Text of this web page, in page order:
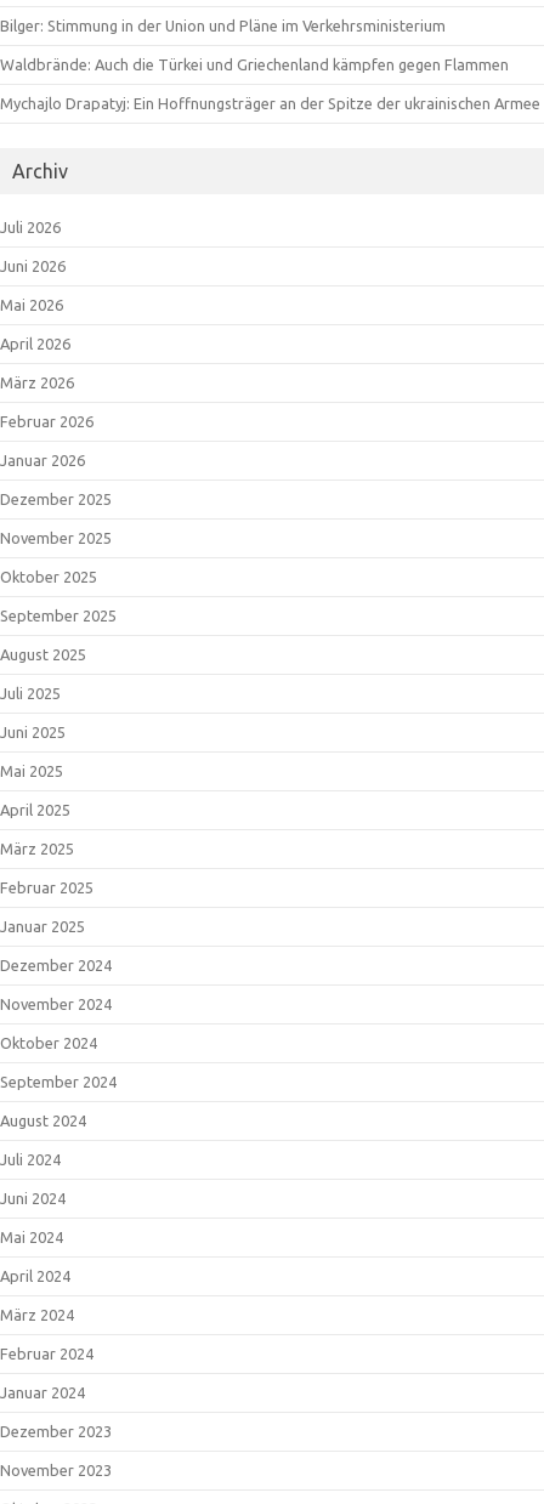
Bilger: Stimmung in der Union und Pläne im Verkehrsministerium
Waldbrände: Auch die Türkei und Griechenland kämpfen gegen Flammen
Mychajlo Drapatyj: Ein Hoffnungsträger an der Spitze der ukrainischen Armee
Archiv
Juli 2026
Juni 2026
Mai 2026
April 2026
März 2026
Februar 2026
Januar 2026
Dezember 2025
November 2025
Oktober 2025
September 2025
August 2025
Juli 2025
Juni 2025
Mai 2025
April 2025
März 2025
Februar 2025
Januar 2025
Dezember 2024
November 2024
Oktober 2024
September 2024
August 2024
Juli 2024
Juni 2024
Mai 2024
April 2024
März 2024
Februar 2024
Januar 2024
Dezember 2023
November 2023